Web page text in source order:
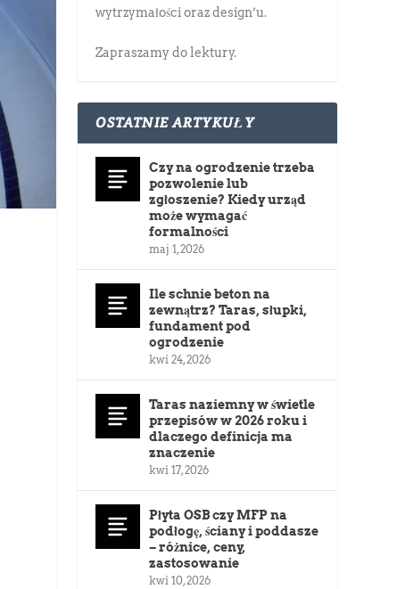
wytrzymałości oraz design’u.
Zapraszamy do lektury.
OSTATNIE ARTYKUŁY
Czy na ogrodzenie trzeba
pozwolenie lub
zgłoszenie? Kiedy urząd
może wymagać
formalności
maj 1, 2026
Ile schnie beton na
zewnątrz? Taras, słupki,
fundament pod
ogrodzenie
kwi 24, 2026
Taras naziemny w świetle
przepisów w 2026 roku i
dlaczego definicja ma
znaczenie
kwi 17, 2026
Płyta OSB czy MFP na
podłogę, ściany i poddasze
– różnice, ceny,
zastosowanie
kwi 10, 2026